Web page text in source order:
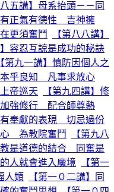
八五講】母系抬頭－－同
有正氣有德性 吉神擁
更須奮鬥
【第八八講】
】容忍互諒是成功的秘訣
【第九一講】慎防因個人之
本乎良知 凡事求放心
帝巡天
【第九四講】修
加強修行 配合師尊熱
有奉獻的表現 切忌過份
心 為教院奮鬥
【第九八
教是道德的結合 同奮是
人就會進入魔境
【第一
人類
【第一０二講】同